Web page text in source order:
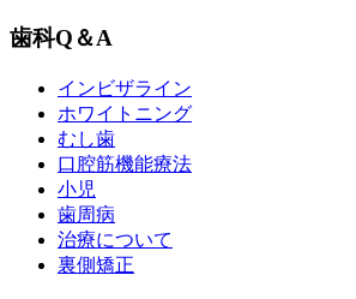
歯科Q＆A
インビザライン
ホワイトニング
むし歯
口腔筋機能療法
小児
歯周病
治療について
裏側矯正